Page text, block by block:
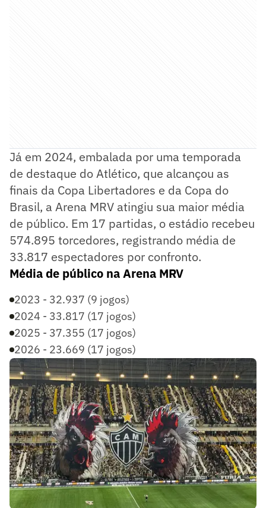
Já em 2024, embalada por uma temporada
de destaque do Atlético, que alcançou as
finais da Copa Libertadores e da Copa do
Brasil, a Arena MRV atingiu sua maior média
de público. Em 17 partidas, o estádio recebeu
574.895 torcedores, registrando média de
33.817 espectadores por confronto.
Média de público na Arena MRV
2023 - 32.937 (9 jogos)
2024 - 33.817 (17 jogos)
2025 - 37.355 (17 jogos)
2026 - 23.669 (17 jogos)